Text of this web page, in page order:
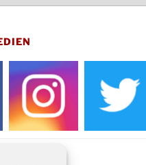
im Ev. Gemeindehaus von 14-
des Honterus Chors im
um 19:00 Uhr
im Ev. Gemeindehaus von
Gassner-Hof um 15:00 Uhr